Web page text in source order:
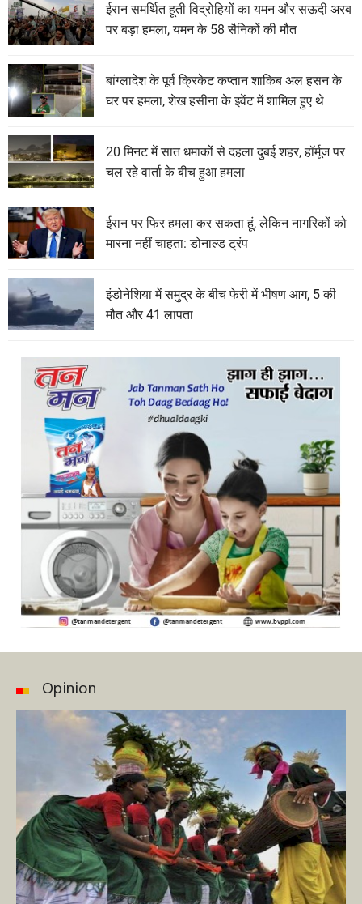
ईरान समर्थित हूती विद्रोहियों का यमन और सऊदी अरब
पर बड़ा हमला, यमन के 58 सैनिकों की मौत
बांग्लादेश के पूर्व क्रिकेट कप्तान शाकिब अल हसन के
घर पर हमला, शेख हसीना के इवेंट में शामिल हुए थे
20 मिनट में सात धमाकों से दहला दुबई शहर, हॉर्मूज पर
चल रहे वार्ता के बीच हुआ हमला
ईरान पर फिर हमला कर सकता हूं, लेकिन नागरिकों को
मारना नहीं चाहता: डोनाल्ड ट्रंप
इंडोनेशिया में समुद्र के बीच फेरी में भीषण आग, 5 की
मौत और 41 लापता
Opinion